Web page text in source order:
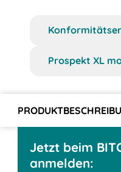
Prospekt XL
Jetzt beim
anmelden: